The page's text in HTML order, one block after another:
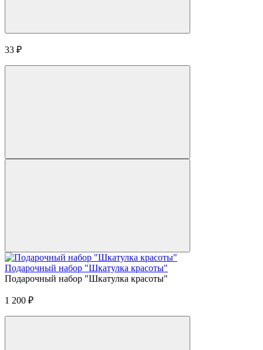
33 ₽
Подарочный набор "Шкатулка красоты"
Подарочный набор "Шкатулка красоты"
1 200 ₽